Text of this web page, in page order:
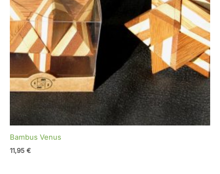
Bambus Venus
11,95 €